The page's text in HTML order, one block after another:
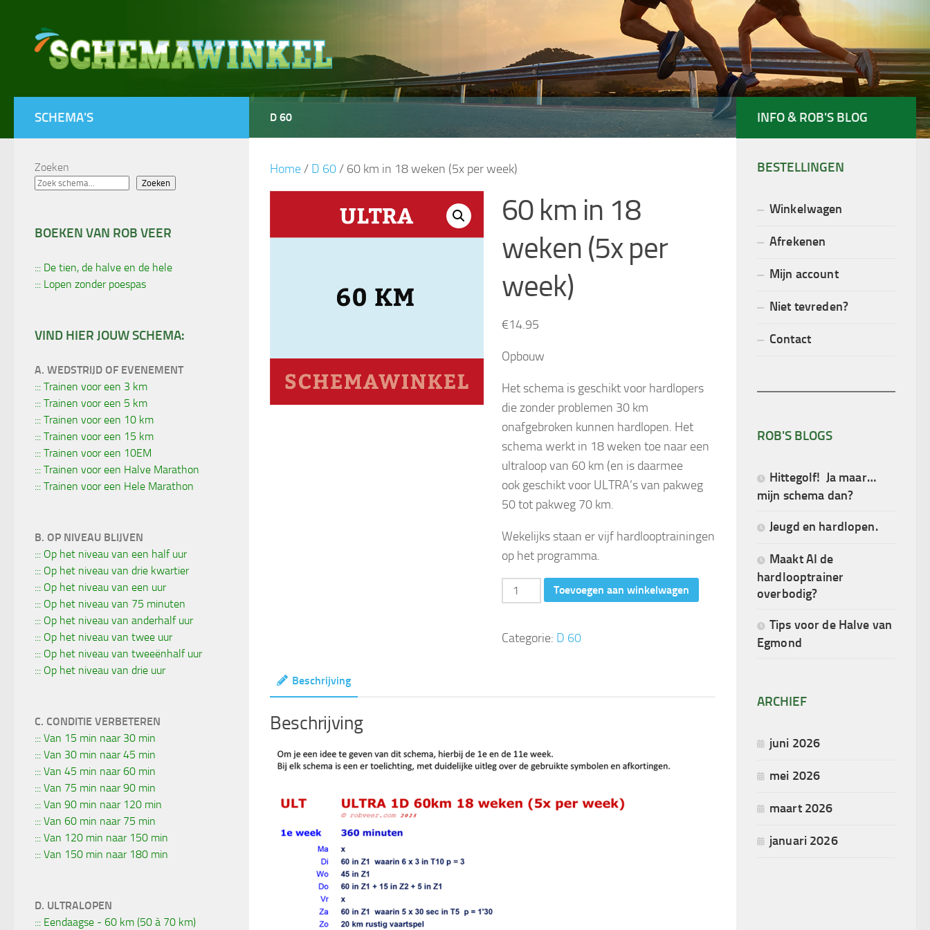
D 60
Home/ D 60/ 60 km in 18 weken (5x per week)
60 km in 18
weken (5x per
week)
€14.95
Opbouw
Het schema is geschikt voor hardlopers
die zonder problemen 30 km
onafgebroken kunnen hardlopen. Het
schema werkt in 18 weken toe naar een
ultraloop van 60 km (en is daarmee
ook geschikt voor ULTRA’s van pakweg
50 tot pakweg 70 km.
Wekelijks staan er vijf hardlooptrainingen
op het programma.
km
18
Toevoegen aan winkelwagen
Categorie: D 60
Beschrijving
Beschrijving
SCHEMA'S
Zoeken
Zoeken
BOEKEN VAN ROB VEER
::: De tien, de halve en de hele
::: Lopen zonder poespas
VIND HIER JOUW SCHEMA:
A. WEDSTRIJD OF EVENEMENT
::: Trainen voor een 3 km
::: Trainen voor een 5 km
::: Trainen voor een 10 km
::: Trainen voor een 15 km
::: Trainen voor een 10EM
::: Trainen voor een Halve Marathon
::: Trainen voor een Hele Marathon
B. OP NIVEAU BLIJVEN
::: Op het niveau van een half uur
::: Op het niveau van drie kwartier
::: Op het niveau van een uur
::: Op het niveau van 75 minuten
::: Op het niveau van anderhalf uur
::: Op het niveau van twee uur
::: Op het niveau van tweeënhalf uur
::: Op het niveau van drie uur
C. CONDITIE VERBETEREN
::: Van 15 min naar 30 min
::: Van 30 min naar 45 min
::: Van 45 min naar 60 min
::: Van 75 min naar 90 min
::: Van 90 min naar 120 min
::: Van 60 min naar 75 min
::: Van 120 min naar 150 min
::: Van 150 min naar 180 min
D. ULTRALOPEN
::: Eendaagse - 60 km (50 à 70 km)
INFO & ROB'S BLOG
BESTELLINGEN
Winkelwagen
Afrekenen
Mijn account
Niet tevreden?
Contact
ROB'S BLOGS
Hittegolf! Ja maar…
mijn schema dan?
Jeugd en hardlopen.
Maakt AI de
hardlooptrainer
overbodig?
Tips voor de Halve van
Egmond
ARCHIEF
juni 2026
mei 2026
maart 2026
januari 2026